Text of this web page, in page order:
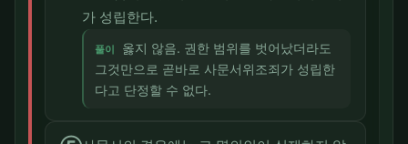
가 성립한다.
풀이
옳지 않음. 권한 범위를 벗어났더라도
그것만으로 곧바로 사문서위조죄가 성립한
다고 단정할 수 없다.